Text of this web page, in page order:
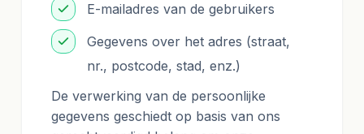
E-mailadres van de gebruikers
Gegevens over het adres (straat,
nr., postcode, stad, enz.)
De verwerking van de persoonlijke
gegevens geschiedt op basis van ons